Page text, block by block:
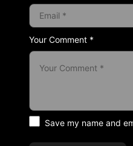
Your Comment *
Save my name and